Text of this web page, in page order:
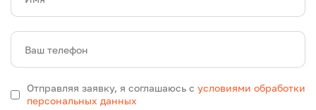
Ваш телефон
Отправляя заявку, я соглашаюсь с условиями обработки
персональных данных